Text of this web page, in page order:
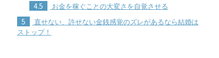
4.5 お金を稼ぐことの大変さを自覚させる
5
直せない、許せない金銭感覚のズレがあるなら結婚は
ストップ！